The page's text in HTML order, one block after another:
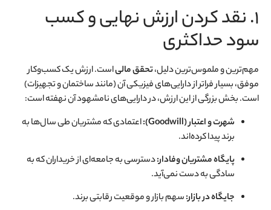
۱. نقد کردن ارزش نهایی و کسب
سود حداکثری
مهم‌ترین و ملموس‌ترین دلیل،تحقق مالیاست. ارزش یک کسب‌وکار
موفق، بسیار فراتر از دارایی‌های فیزیکی آن (مانند ساختمان و تجهیزات)
است. بخش بزرگی از این ارزش، در دارایی‌های نامشهود آن نهفته است:
شهرت و اعتبار (Goodwill):
اعتمادی که مشتریان طی سال‌ها به
برند پیدا کرده‌اند.
پایگاه مشتریان وفادار:دسترسی به جامعه‌ای از خریداران که به
سادگی به دست نمی‌آید.
جایگاه در بازار:سهم بازار و موقعیت رقابتی برند.